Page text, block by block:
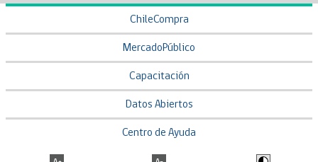
ChileCompra
MercadoPúblico
Capacitación
Datos Abiertos
Centro de Ayuda